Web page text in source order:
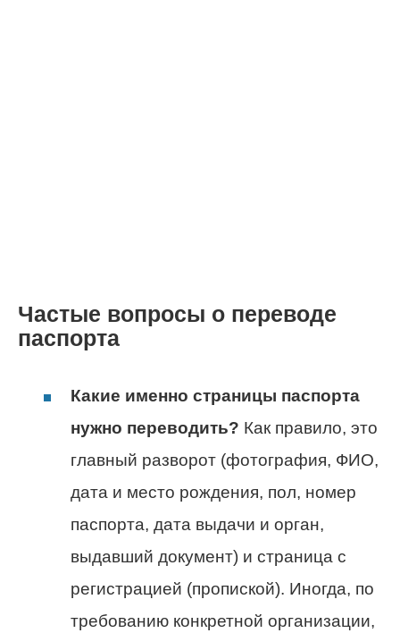
Частые вопросы о переводе
паспорта
Какие именно страницы паспорта
нужно переводить? Как правило, это
главный разворот (фотография, ФИО,
дата и место рождения, пол, номер
паспорта, дата выдачи и орган,
выдавший документ) и страница с
регистрацией (пропиской). Иногда, по
требованию конкретной организации,